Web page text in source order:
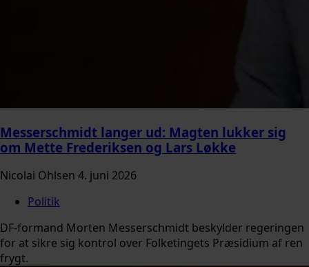
Messerschmidt langer ud: Magten lukker sig
om Mette Frederiksen og Lars Løkke
Nicolai Ohlsen 4. juni 2026
Politik
DF-formand Morten Messerschmidt beskylder regeringen
for at sikre sig kontrol over Folketingets Præsidium af ren
frygt.